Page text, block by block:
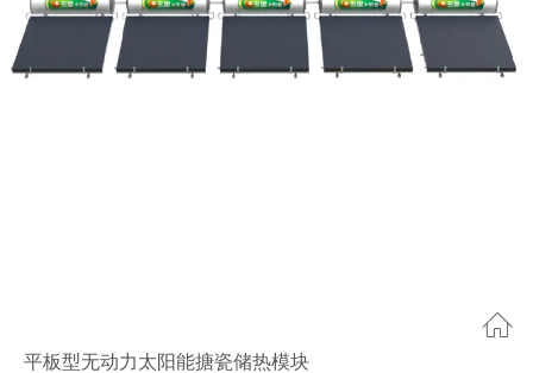
平板型无动力太阳能搪瓷储热模块